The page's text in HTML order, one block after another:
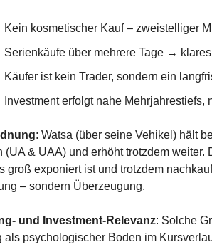
Kein kosmetischer Kauf – zweistelliger
Serienkäufe über mehrere Tage →
Käufer ist kein Trader, sondern ein
Investment erfolgt nahe Mehrjahrestiefs,
: Watsa (über seine Vehikel) hält
(UA & UAA) und erhöht trotzdem weiter.
groß exponiert ist und trotzdem
– sondern Überzeugung.
und Investment-Relevanz: Solche
als psychologischer Boden im